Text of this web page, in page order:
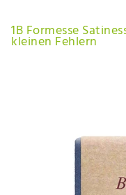
1B Formesse
kleinen Fehlern